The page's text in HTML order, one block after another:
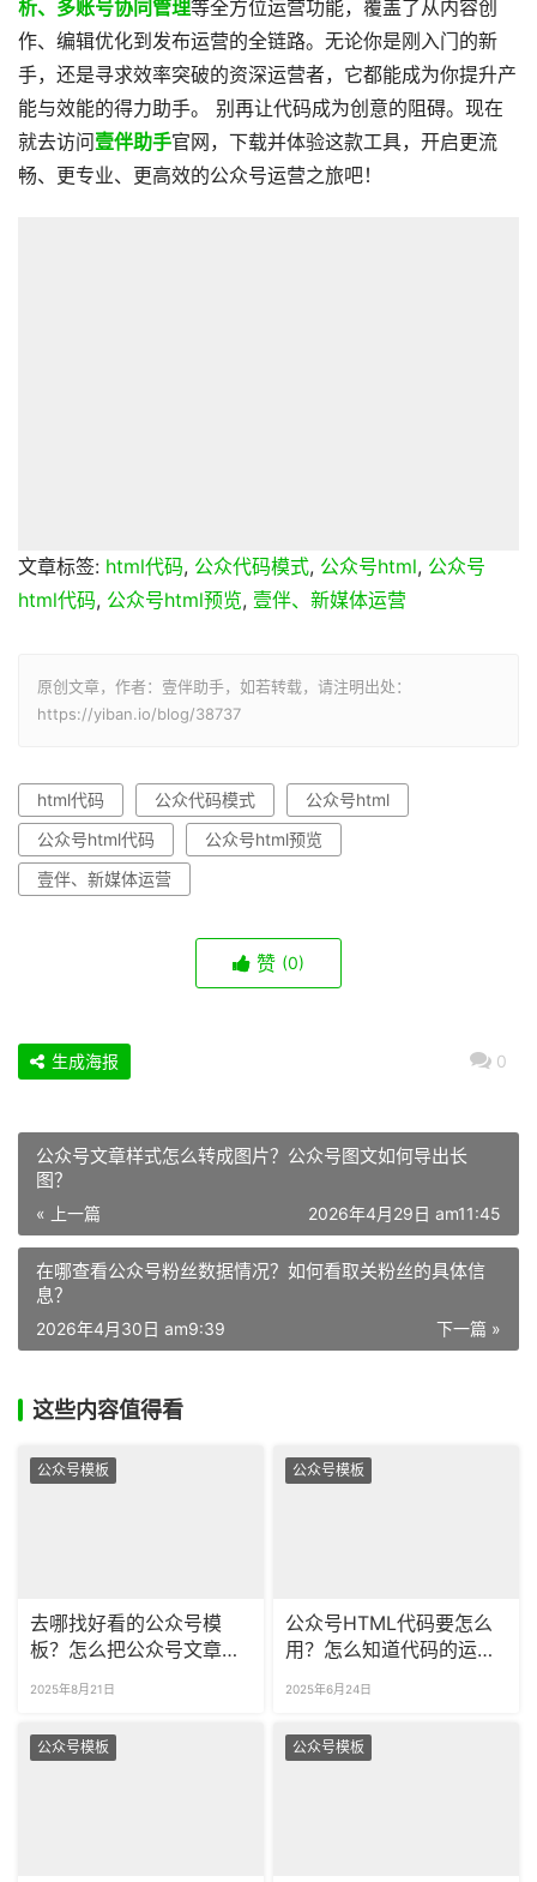
析、多账号协同管理等全方位运营功能，覆盖了从内容创
作、编辑优化到发布运营的全链路。无论你是刚入门的新
手，还是寻求效率突破的资深运营者，它都能成为你提升产
能与效能的得力助手。 别再让代码成为创意的阻碍。现在
就去访问壹伴助手官网，下载并体验这款工具，开启更流
畅、更专业、更高效的公众号运营之旅吧！
文章标签: html代码, 公众代码模式, 公众号html, 公众号
html代码, 公众号html预览, 壹伴、新媒体运营
原创文章，作者：壹伴助手，如若转载，请注明出处：
https://yiban.io/blog/38737
html代码 公众代码模式
公众号html
公众号html代码
公众号html预览
壹伴、新媒体运营
赞 (0)
0
生成海报
公众号文章样式怎么转成图片？公众号图文如何导出长
图？
« 上一篇 2026年4月29日 am11:45
在哪查看公众号粉丝数据情况？如何看取关粉丝的具体信
息？
下一篇 »
2026年4月30日 am9:39
这些内容值得看
公众号模板
去哪找好看的公众号模
板？怎么把公众号文章自
2025年8月21日
公众号模板
公众号HTML代码要怎么
用？怎么知道代码的运行
2025年6月24日
公众号模板 公众号模板